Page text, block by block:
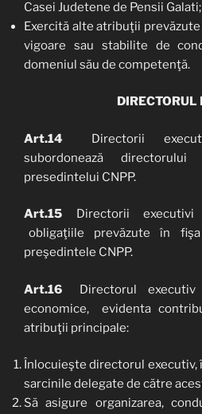
Casei Judetene de Pensii Galati;
Exercită alte atribuţii
vigoare sau stabilite de
domeniul său de competenţă.
DIRECTORUL
Art.14 Directorii
subordonează
presedintelui CNPP.
Art.15 Directorii
obligaţiile prevăzute în fişa
preşedintele CNPP.
Art.16 Directorul
economice, evidenta
atribuţii principale:
Înlocuieşte directorul executiv,
sarcinile delegate de către
Să asigure organizarea,